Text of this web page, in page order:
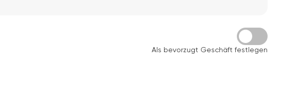
Als bevorzugt Geschäft festlegen